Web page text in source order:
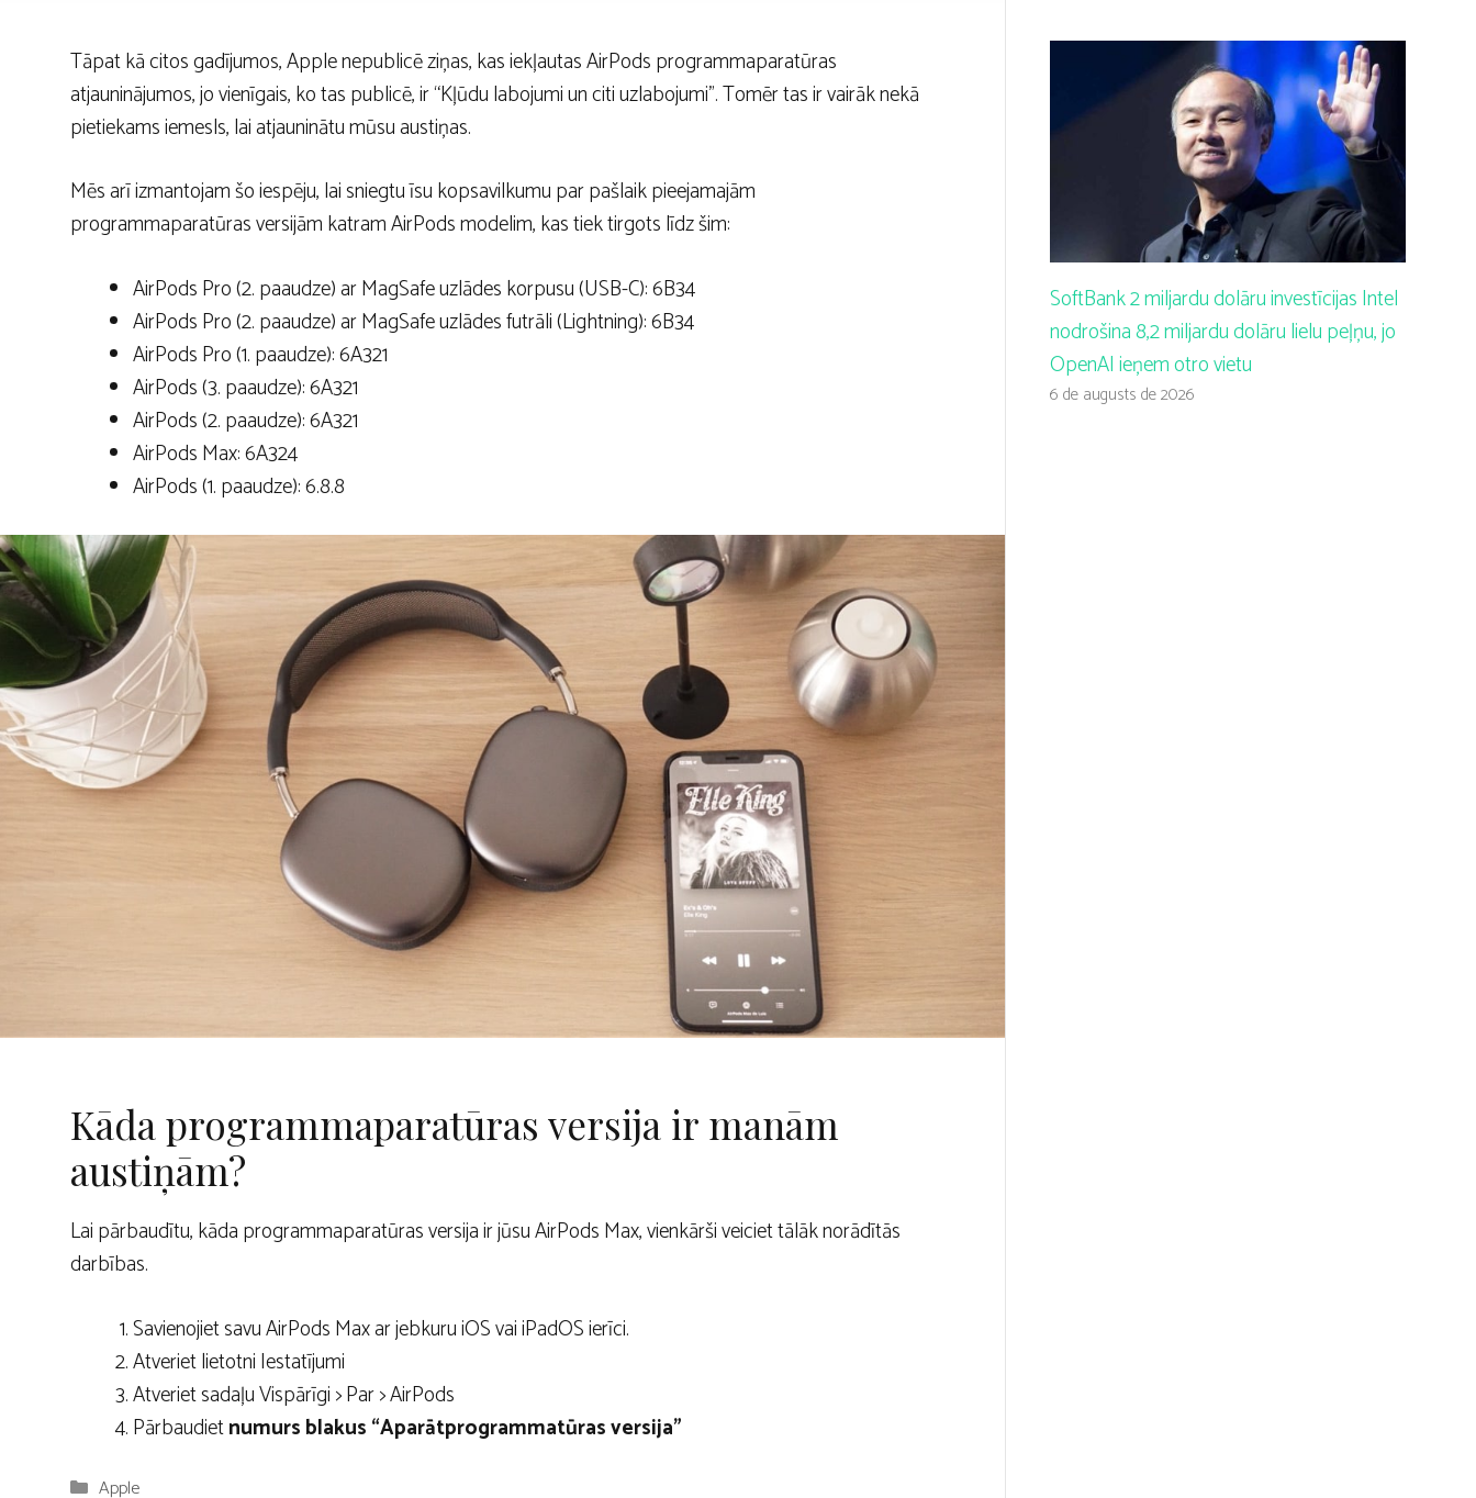
Tāpat kā citos gadījumos, Apple nepublicē ziņas, kas iekļautas AirPods programmaparatūras
atjauninājumos, jo vienīgais, ko tas publicē, ir “Kļūdu labojumi un citi uzlabojumi”. Tomēr tas ir vairāk nekā
pietiekams iemesls, lai atjauninātu mūsu austiņas.
Mēs arī izmantojam šo iespēju, lai sniegtu īsu kopsavilkumu par pašlaik pieejamajām
programmaparatūras versijām katram AirPods modelim, kas tiek tirgots līdz šim:
AirPods Pro (2. paaudze) ar MagSafe uzlādes korpusu (USB-C): 6B34
AirPods Pro (2. paaudze) ar MagSafe uzlādes futrāli (Lightning): 6B34
AirPods Pro (1. paaudze): 6A321
AirPods (3. paaudze): 6A321
AirPods (2. paaudze): 6A321
AirPods Max: 6A324
AirPods (1. paaudze): 6.8.8
Kāda programmaparatūras versija ir manām
austiņām?
Lai pārbaudītu, kāda programmaparatūras versija ir jūsu AirPods Max, vienkārši veiciet tālāk norādītās
darbības.
Savienojiet savu AirPods Max ar jebkuru iOS vai iPadOS ierīci.
Atveriet lietotni Iestatījumi
Atveriet sadaļu Vispārīgi > Par > AirPods‌‌‌‌
Pārbaudietnumurs blakus “Aparātprogrammatūras versija”
Kategorijas
Apple
SoftBank 2 miljardu dolāru investīcijas Intel
nodrošina 8,2 miljardu dolāru lielu peļņu, jo
OpenAI ieņem otro vietu
6 de augusts de 2026